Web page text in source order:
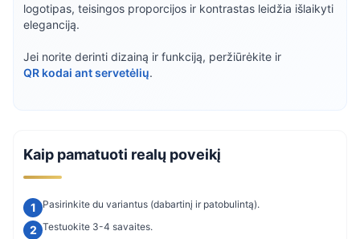
logotipas, teisingos proporcijos ir kontrastas leidžia išlaikyti
eleganciją.
Jei norite derinti dizainą ir funkciją, peržiūrėkite ir
QR kodai ant servetėlių.
Kaip pamatuoti realų poveikį
Pasirinkite du variantus (dabartinį ir patobulintą).
Testuokite 3-4 savaites.